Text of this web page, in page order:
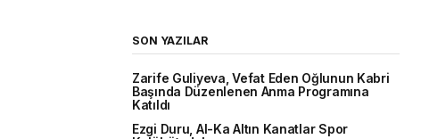
SON YAZILAR
Zarife Guliyeva, Vefat Eden Oğlunun Kabri
Başında Düzenlenen Anma Programına
Katıldı
Ezgi Duru, Al-Ka Altın Kanatlar Spor